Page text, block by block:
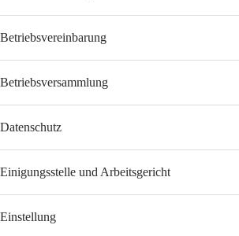
Betriebsvereinbarung
Betriebsversammlung
Datenschutz
Einigungsstelle und Arbeitsgericht
Einstellung